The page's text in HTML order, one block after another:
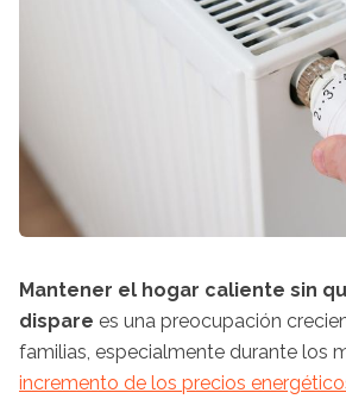
Mantener el hogar caliente sin
dispare es una preocupación
familias, especialmente durante los
incremento de los precios